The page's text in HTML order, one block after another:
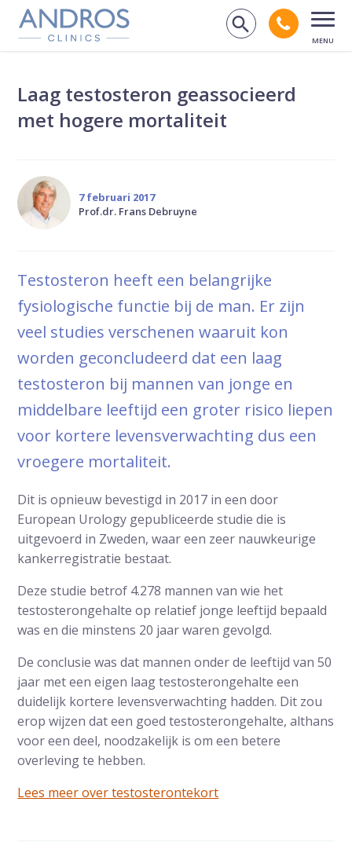
Navigatie overslaan
Zoek op
Bel
Laag testosteron geassocieerd
met hogere mortaliteit
7 februari 2017
Prof.dr. Frans Debruyne
Testosteron heeft een belangrijke
fysiologische functie bij de man. Er zijn
veel studies verschenen waaruit kon
worden geconcludeerd dat een laag
testosteron bij mannen van jonge en
middelbare leeftijd een groter risico liepen
voor kortere levensverwachting dus een
vroegere mortaliteit.
Dit is opnieuw bevestigd in 2017 in een door
European Urology gepubliceerde studie die is
uitgevoerd in Zweden, waar een zeer nauwkeurige
kankerregistratie bestaat.
Deze studie betrof 4.278 mannen van wie het
testosterongehalte op relatief jonge leeftijd bepaald
was en die minstens 20 jaar waren gevolgd.
De conclusie was dat mannen onder de leeftijd van 50
jaar met een eigen laag testosterongehalte een
duidelijk kortere levensverwachting hadden. Dit zou
erop wijzen dat een goed testosterongehalte, althans
voor een deel, noodzakelijk is om een betere
overleving te hebben.
Lees meer over testosterontekort